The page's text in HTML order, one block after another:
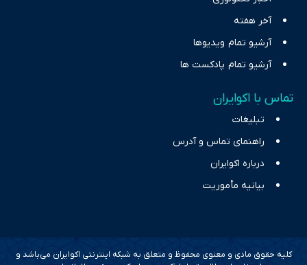
آخر هفته
آرشیو تمام ویدیوها
آرشیو تمام پادکست ها
تماس با اکوایران
تبلیغات
راهنمای تماس و آدرس
درباره اکوایران
بیانیه مأموریت
کلیه حقوق مادی و معنوی محفوظ و متعلق به شبکه اینترنتی اکوایران می‌باشد و